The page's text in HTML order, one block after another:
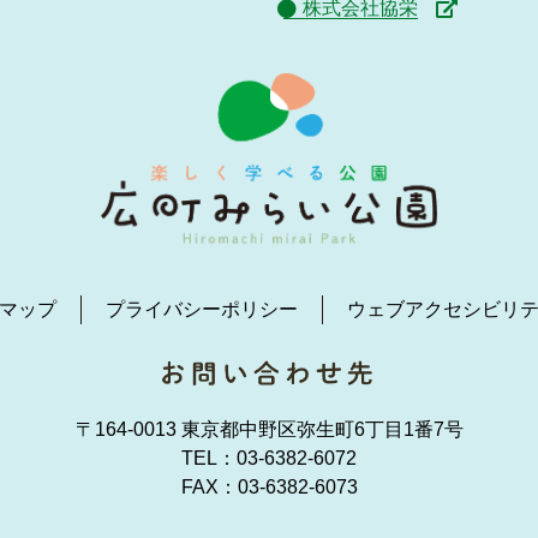
株式会社協栄
ップ プライバシーポリシー ウェブアクセシビリ
〒164-0013 東京都中野区弥生町6丁目1番7号
TEL： 03-6382-6072
FAX：03-6382-6073